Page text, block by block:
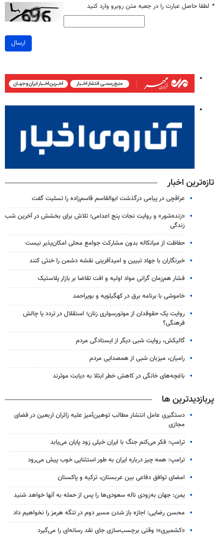
* لطفا حاصل عبارت را در جعبه متن روبرو وارد کنید
ارسال
تازه‌ترین اخبار
عراقچی در پیامی درگذشت ابوالقاسم قاسم‌زاده را تسلیت گفت
«زنده‌شور» و روایت نجات پنج اعدامی؛ تلاش برای بخشش در آخرین شب
زندگی
حفاظت از میانکاله بدون مشارکت جوامع محلی امکان‌پذیر نیست
خبرنگاران با جهاد تبیین و امیدآفرینی نقشه دشمن را خنثی کنند
فشار هم‌زمان گرانی مواد اولیه و افت تقاضا بر بازار پلاستیک
خاموشی با برنامه برق در کهگیلویه و بویراحمد
روایت یک حقوقدان از موتورسواری زنان؛ استقلال در تردد یا چالش
فرهنگی؟
گالیکش، روایت شبی دیگر از ایستادگی مردم
رامیان، میزبان شبی از همصدایی مردم
باغچه‌های خانگی در کاهش خطر ابتلا به دیابت موثرند
پربازدیدترین ها
دستگیری عامل انتشار مطالب توهین‌آمیز علیه زائران اربعین در فضای
مجازی
ترامپ: فکر می‌کنم جنگ با ایران خیلی زود پایان می‌یابد
ترامپ: همه چیز درباره ایران به طور استثنایی خوب پیش می‌رود
امضای توافق دفاعی بین عربستان، ترکیه و پاکستان
یمن: جهان به‌زودی ناله سعودی‌ها را پس از حمله به آنها خواهد شنید
محسن رضایی: اجازه باز شدن مسیر دوم در تنگه هرمز را نخواهیم داد
«کشمیری»؛ وقتی برچسب‌سازی جای نقد رسانه‌ای را می‌گیرد